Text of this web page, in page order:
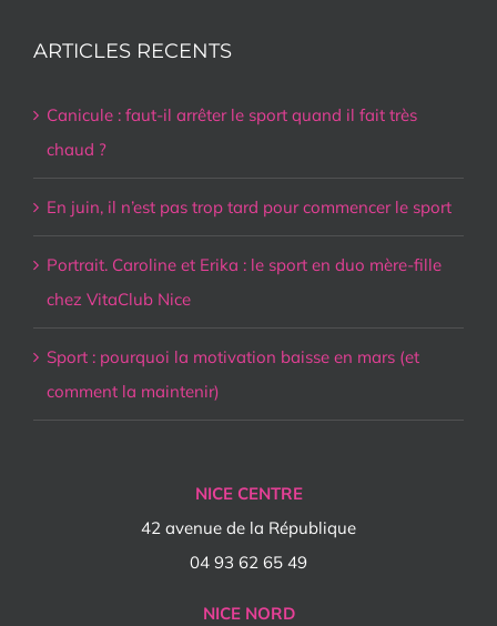
ARTICLES RECENTS
Canicule : faut-il arrêter le sport quand il fait très
chaud ?
En juin, il n’est pas trop tard pour commencer le sport
Portrait. Caroline et Erika : le sport en duo mère-fille
chez VitaClub Nice
Sport : pourquoi la motivation baisse en mars (et
comment la maintenir)
NICE CENTRE
42 avenue de la République
04 93 62 65 49
NICE NORD